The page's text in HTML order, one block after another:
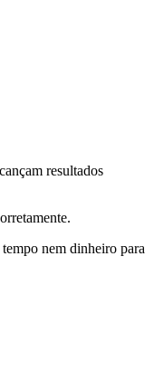
resultados
nem dinheiro para